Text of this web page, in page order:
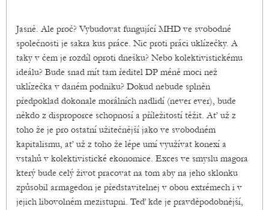
Jasně. Ale proč? Vybudovat fungující MHD ve svobodné
společnosti je sakra kus práce. Nic proti práci uklízečky. A
taky v čem je rozdíl oproti dnešku? Nebo kolektivistickému
ideálu? Bude snad mít tam ředitel DP méně moci než
uklízečka v daném podniku? Dokud nebude splněn
předpoklad dokonale morálních nadlidí (never ever), bude
někdo z disproporce schopnosí a příležitostí těžit. Ať už z
toho že je pro ostatní užitečnější jako ve svobodném
kapitalismu, ať už z toho že lépe umí využívat konexí a
vstahů v kolektivistické ekonomice. Exces ve smyslu magora
který bude celý život pracovat na tom aby na jeho sklonku
způsobil armagedon je představitelnej v obou extrémech i v
jejich libovolném mezistupni. Teď kde je pravděpodobnější,